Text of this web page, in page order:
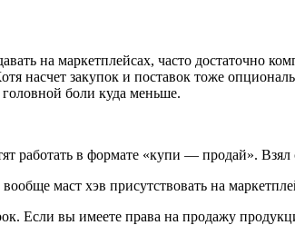
на маркетплейсах, часто достаточно
насчет закупок и поставок тоже
боли куда меньше.
работать в формате «купи — продай».
маст хэв присутствовать на
Если вы имеете права на продажу